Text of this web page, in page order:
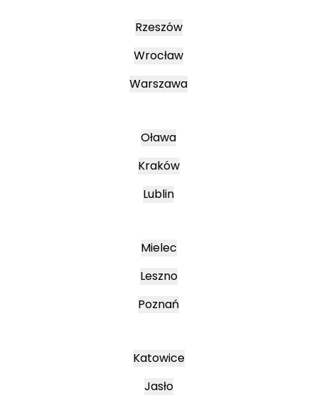
Rzeszów
Wrocław
Warszawa
Oława
Kraków
Lublin
Mielec
Leszno
Poznań
Katowice
Jasło